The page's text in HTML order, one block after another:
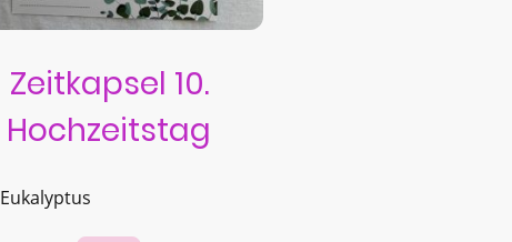
Zeitkapsel 10.
Hochzeitstag
Eukalyptus